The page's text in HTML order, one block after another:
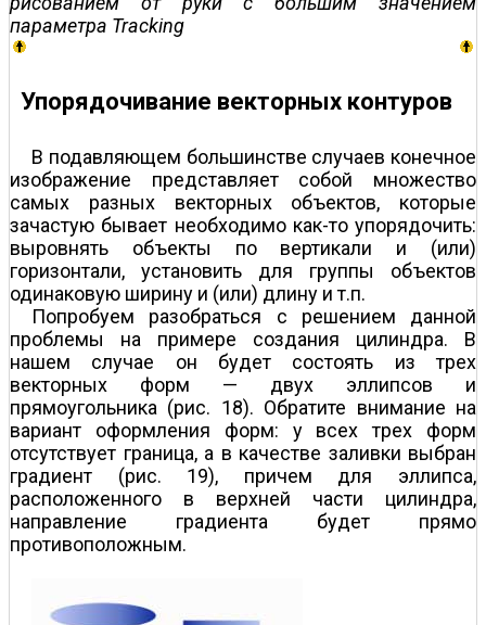
параметра Tracking
Упорядочивание векторных контуров
В подавляющем большинстве случаев конечное
изображение представляет собой множество
самых разных векторных объектов, которые
зачастую бывает необходимо как-то упорядочить:
выровнять объекты по вертикали и (или)
горизонтали, установить для группы объектов
одинаковую ширину и (или) длину и т.п.
Попробуем разобраться с решением данной
проблемы на примере создания цилиндра. В
нашем случае он будет состоять из трех
векторных форм — двух эллипсов и
прямоугольника (рис. 18). Обратите внимание на
вариант оформления форм: у всех трех форм
отсутствует граница, а в качестве заливки выбран
градиент (рис. 19), причем для эллипса,
расположенного в верхней части цилиндра,
направление градиента будет прямо
противоположным.